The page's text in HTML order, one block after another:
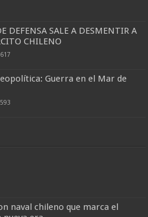
DEFENSA SALE A DESMENTIR A
CHILENO
617
Guerra en el Mar de
593
naval chileno que marca el